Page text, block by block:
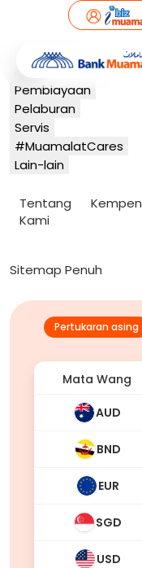
Perbankan
Kad
Pembiayaan
Pelaburan
Servis
#MuamalatCares
Lain-lain
Tentang
Kami
Kempen
Sitemap Penuh
Pertukaran asing
Mata Wang
AUD
BND
EUR
SGD
USD